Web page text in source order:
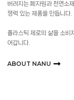
버려지는 폐자원과 천연소
쟁력 있는 제품을 만듭니다.
플라스틱 제로의 삶을 소비
어갑니다.
ABOUT NANU